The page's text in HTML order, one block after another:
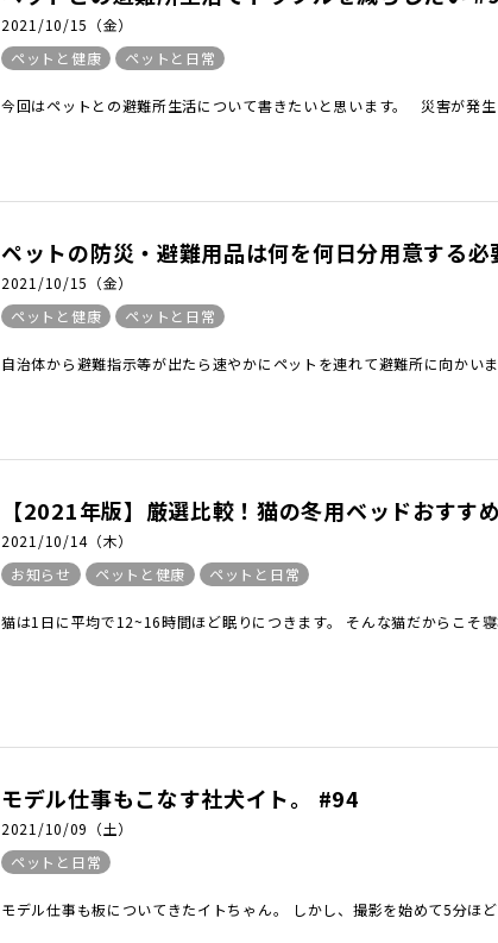
2021/10/15（金）
ペットと健康
ペットと日常
今回はペットとの避難所生活について書きたいと思います。 災害が発
ペットの防災・避難用品は何を何日分用意する
2021/10/15（金）
ペットと健康
ペットと日常
自治体から避難指示等が出たら速やかにペットを連れて避難所に向かい
【2021年版】厳選比較！猫の冬用ベッドおすす
2021/10/14（木）
お知らせ
ペットと健康 ペットと日常
猫は1日に平均で12~16時間ほど眠りにつきます。 そんな猫だからこそ
モデル仕事もこなす社犬イト。 #94
2021/10/09（土）
ペットと日常
モデル仕事も板についてきたイトちゃん。 しかし、撮影を始めて5分ほ